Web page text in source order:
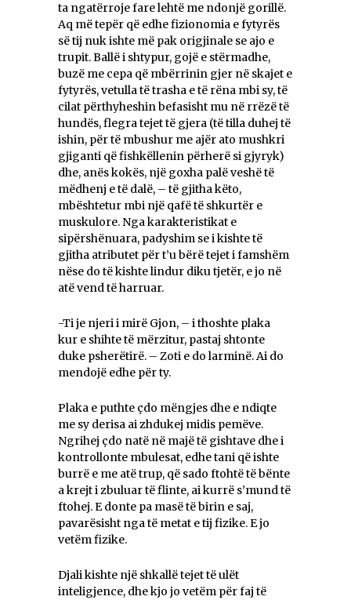
ta ngatërroje fare lehtë me ndonjë gorillë.
Aq më tepër që edhe fizionomia e fytyrës
së tij nuk ishte më pak origjinale se ajo e
trupit. Ballë i shtypur, gojë e stërmadhe,
buzë me cepa që mbërrinin gjer në skajet e
fytyrës, vetulla të trasha e të rëna mbi sy, të
cilat përthyheshin befasisht mu në rrëzë të
hundës, flegra tejet të gjera (të tilla duhej të
ishin, për të mbushur me ajër ato mushkri
gjiganti që fishkëllenin përherë si gjyryk)
dhe, anës kokës, një goxha palë veshë të
mëdhenj e të dalë, – të gjitha këto,
mbështetur mbi një qafë të shkurtër e
muskulore. Nga karakteristikat e
sipërshënuara, padyshim se i kishte të
gjitha atributet për t’u bërë tejet i famshëm
nëse do të kishte lindur diku tjetër, e jo në
atë vend të harruar.
-Ti je njeri i mirë Gjon, – i thoshte plaka
kur e shihte të mërzitur, pastaj shtonte
duke psherëtirë. – Zoti e do larminë. Ai do
mendojë edhe për ty.
Plaka e puthte çdo mëngjes dhe e ndiqte
me sy derisa ai zhdukej midis pemëve.
Ngrihej çdo natë në majë të gishtave dhe i
kontrollonte mbulesat, edhe tani që ishte
burrë e me atë trup, që sado ftohtë të bënte
a krejt i zbuluar të flinte, ai kurrë s’mund të
ftohej. E donte pa masë të birin e saj,
pavarësisht nga të metat e tij fizike. E jo
vetëm fizike.
Djali kishte një shkallë tejet të ulët
inteligjence, dhe kjo jo vetëm për faj të